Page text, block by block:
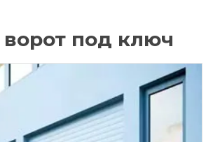
под ключ